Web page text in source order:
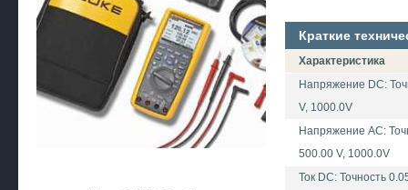
Краткие
Характеристика
Напряжение DC:
V, 1000.0V
Напряжение AC:
500.00 V, 1000.0V
Ток DC: Точность